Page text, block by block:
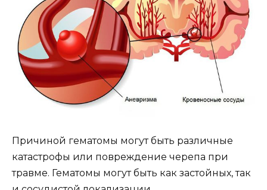
Причиной гематомы могут быть различные
катастрофы или повреждение черепа при
травме. Гематомы могут быть как застойных, так